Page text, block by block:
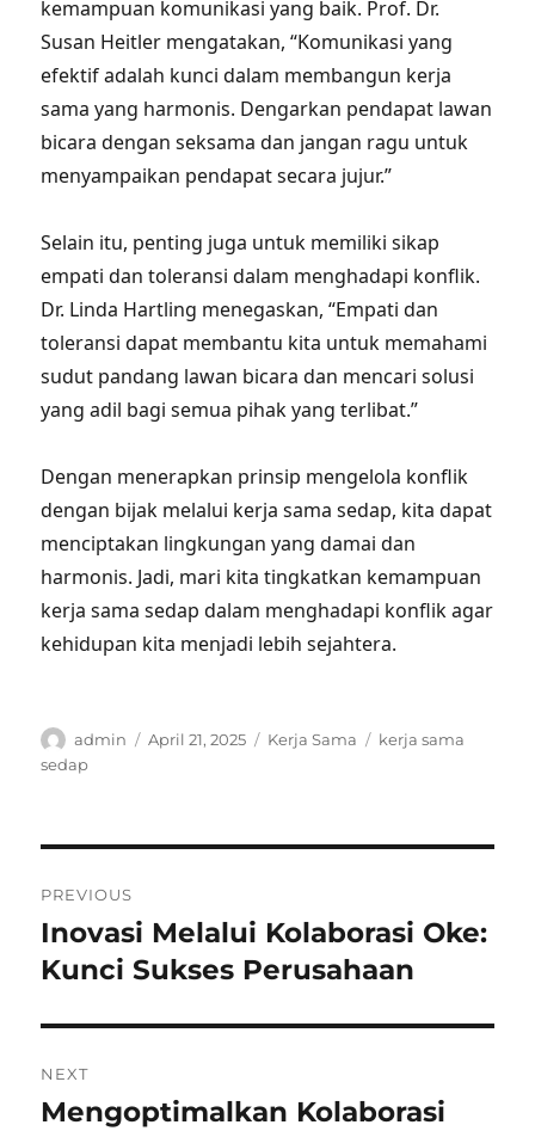
kemampuan komunikasi yang baik. Prof. Dr.
Susan Heitler mengatakan, “Komunikasi yang
efektif adalah kunci dalam membangun kerja
sama yang harmonis. Dengarkan pendapat lawan
bicara dengan seksama dan jangan ragu untuk
menyampaikan pendapat secara jujur.”
Selain itu, penting juga untuk memiliki sikap
empati dan toleransi dalam menghadapi konflik.
Dr. Linda Hartling menegaskan, “Empati dan
toleransi dapat membantu kita untuk memahami
sudut pandang lawan bicara dan mencari solusi
yang adil bagi semua pihak yang terlibat.”
Dengan menerapkan prinsip mengelola konflik
dengan bijak melalui kerja sama sedap, kita dapat
menciptakan lingkungan yang damai dan
harmonis. Jadi, mari kita tingkatkan kemampuan
kerja sama sedap dalam menghadapi konflik agar
kehidupan kita menjadi lebih sejahtera.
Author
admin
Posted
April 21, 2025 Categories
Kerja Sama Tags
kerja sama
sedap
navigation
PREVIOUS
Previous
post:
Inovasi Melalui Kolaborasi Oke:
Kunci Sukses Perusahaan
NEXT
Next
Mengoptimalkan Kolaborasi